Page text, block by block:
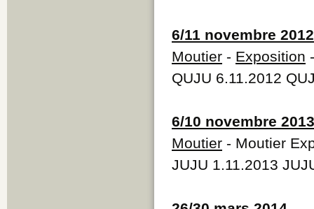
6/11 novembre 2012
Moutier - Exposition
QUJU 6.11.2012
6/10 novembre 2013
Moutier - Moutier
JUJU 1.11.2013